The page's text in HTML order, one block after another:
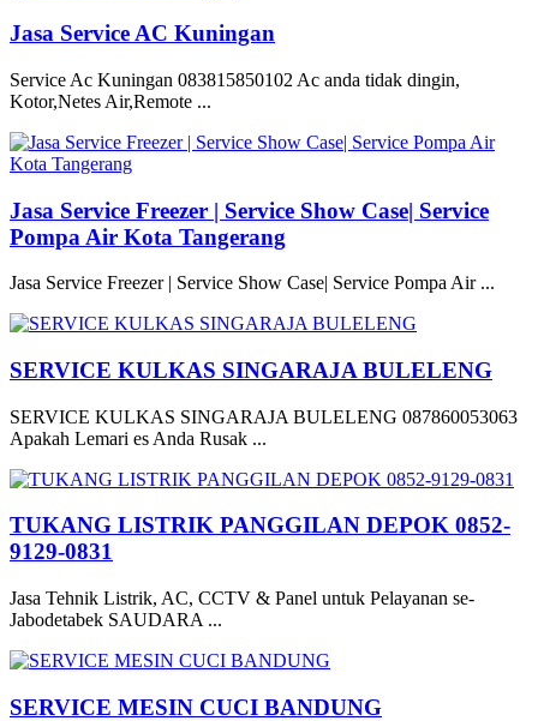
Jasa Service AC Kuningan
Service Ac Kuningan 083815850102 Ac anda tidak dingin,
Kotor,Netes Air,Remote ...
Jasa Service Freezer | Service Show Case| Service
Pompa Air Kota Tangerang
Jasa Service Freezer | Service Show Case| Service Pompa Air ...
SERVICE KULKAS SINGARAJA BULELENG
SERVICE KULKAS SINGARAJA BULELENG 087860053063
Apakah Lemari es Anda Rusak ...
TUKANG LISTRIK PANGGILAN DEPOK 0852-
9129-0831
Jasa Tehnik Listrik, AC, CCTV & Panel untuk Pelayanan se-
Jabodetabek SAUDARA ...
SERVICE MESIN CUCI BANDUNG